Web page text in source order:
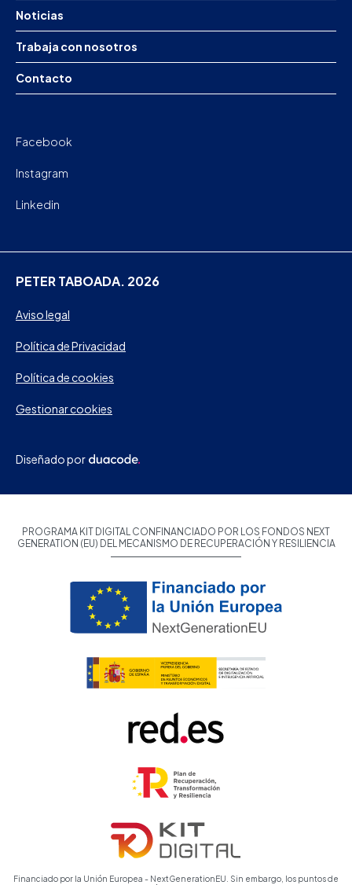
Noticias
Trabaja con nosotros
Contacto
Facebook
Instagram
Linkedin
PETER TABOADA. 2026
Aviso legal
Política de Privacidad
Política de cookies
Gestionar cookies
Diseñado por
PROGRAMA KIT DIGITAL CONFINANCIADO POR LOS FONDOS NEXT
GENERATION (EU) DEL MECANISMO DE RECUPERACIÓN Y RESILIENCIA
Financiado por la Unión Europea - NextGenerationEU. Sin embargo, los puntos de